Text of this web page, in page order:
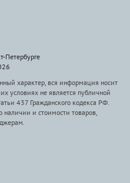
Петербурге
характер, вся информация носит
условиях не является публичной
437 Гражданского кодекса РФ.
и стоимости товаров,